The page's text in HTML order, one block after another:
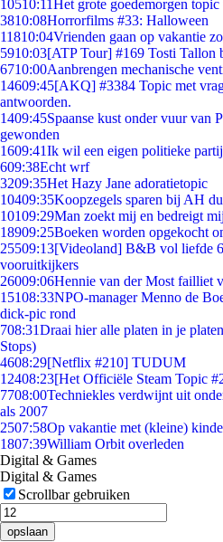
10510:11Het grote goedemorgen topic
3810:08Horrorfilms #33: Halloween
11810:04Vrienden gaan op vakantie
5910:03[ATP Tour] #169 Tosti Tallon
6710:00Aanbrengen mechanische
14609:45[AKQ] #3384 Topic met
antwoorden.
1409:45Spaanse kust onder vuur van
gewonden
1609:41Ik wil een eigen politieke
609:38Echt wrf
3209:35Het Hazy Jane adoratietopic
10409:35Koopzegels sparen bij AH
10109:29Man zoekt mij en bedreigt
18909:25Boeken worden opgekocht
25509:13[Videoland] B&B vol liefde
vooruitkijkers
26009:06Hennie van der Most failliet
15108:33NPO-manager Menno de
dick-pic rond
708:31Draai hier alle platen in je
Stops)
4608:29[Netflix #210] TUDUM
12408:23[Het Officiële Steam Topic
7708:00Techniekles verdwijnt uit
als 2007
2507:58Op vakantie met (kleine)
1807:39William Orbit overleden
Digital & Games
Digital & Games
Scrollbar gebruiken
opslaan